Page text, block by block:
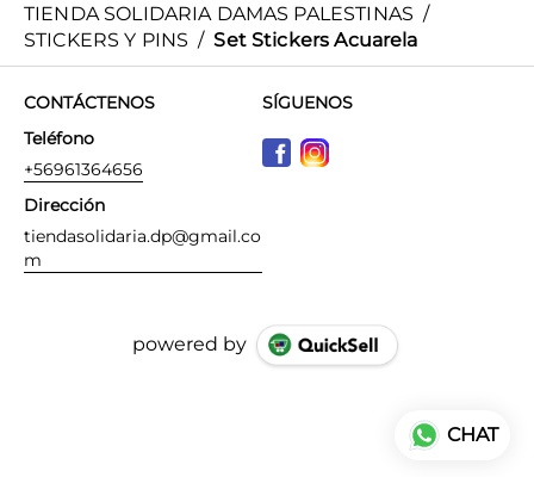
TIENDA SOLIDARIA DAMAS PALESTINAS /
STICKERS Y PINS / Set Stickers Acuarela
CONTÁCTENOS
Teléfono
+56961364656
Dirección
tiendasolidaria.dp@gmail.co
m
SÍGUENOS
powered by
CHAT